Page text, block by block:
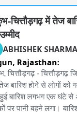
चित्तौड़गढ़ में तेज
ABHISHEK
Rajasthan:
चित्तौड़गढ़ -
बारिश होने से लोगों को
बारिश लगभग एक घंटे से
पर पानी बहने लगा।